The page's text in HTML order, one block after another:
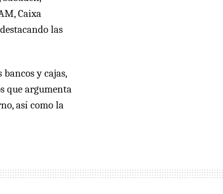
Caixa
las
y cajas,
que argumenta
así como la